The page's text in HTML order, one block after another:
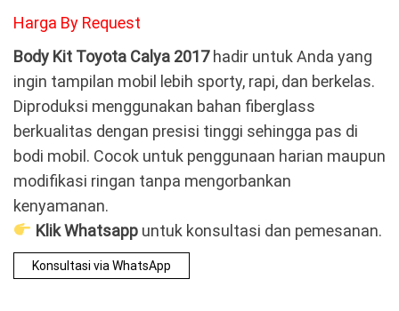
Harga By Request
Body Kit Toyota Calya 2017hadir untuk Anda yang
ingin tampilan mobil lebih sporty, rapi, dan berkelas.
Diproduksi menggunakan bahan fiberglass
berkualitas dengan presisi tinggi sehingga pas di
bodi mobil. Cocok untuk penggunaan harian maupun
modifikasi ringan tanpa mengorbankan
kenyamanan.
Klik Whatsappuntuk konsultasi dan pemesanan.
Konsultasi via WhatsApp